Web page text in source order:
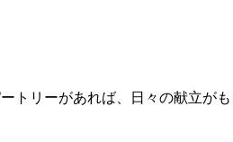
トリーがあれば、日々の献立が